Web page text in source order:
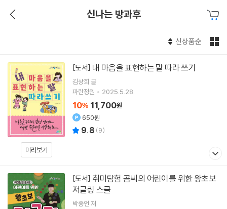
신나는 방과후
신상품순
미리보기
[도서] 내 마음을 표현하는 말 따라 쓰기
김상희 글
파란정원
2025.5.28.
10% 11,700원
650원
9.8 (9)
[도서]
저글링 스쿨
박종언 저